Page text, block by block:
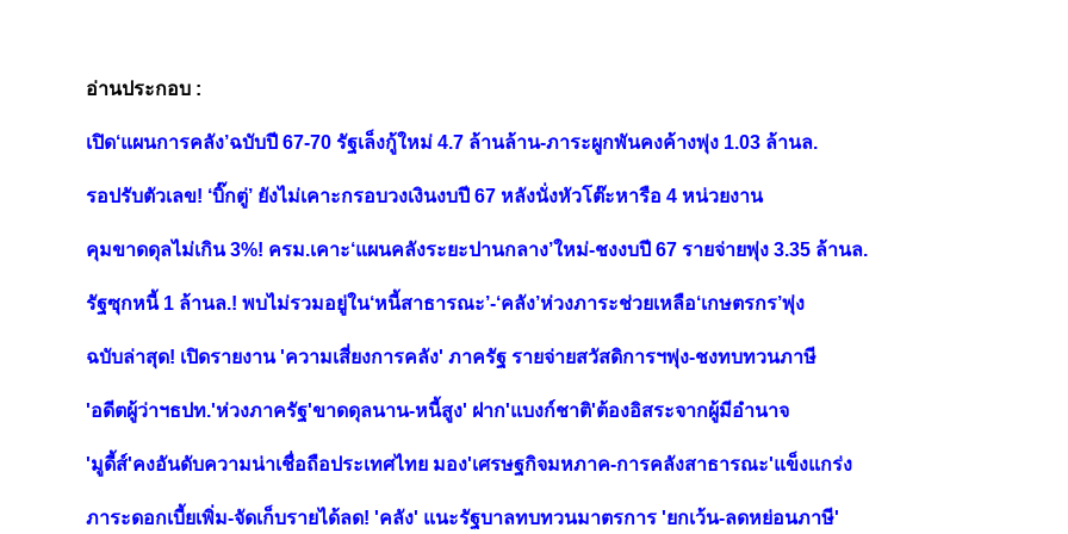
อ่านประกอบ :
เปิด‘แผนการคลัง’ฉบับปี 67-70 รัฐเล็งกู้ใหม่ 4.7 ล้านล้าน-ภาระผูกพันคงค้างพุ่ง 1.03 ล้านล.
รอปรับตัวเลข! ‘บิ๊กตู่’ ยังไม่เคาะกรอบวงเงินงบปี 67 หลังนั่งหัวโต๊ะหารือ 4 หน่วยงาน
คุมขาดดุลไม่เกิน 3%! ครม.เคาะ‘แผนคลังระยะปานกลาง’ใหม่-ชงงบปี 67 รายจ่ายพุ่ง 3.35 ล้านล.
รัฐซุกหนี้ 1 ล้านล.! พบไม่รวมอยู่ใน‘หนี้สาธารณะ’-‘คลัง’ห่วงภาระช่วยเหลือ‘เกษตรกร’พุ่ง
ฉบับล่าสุด! เปิดรายงาน 'ความเสี่ยงการคลัง' ภาครัฐ รายจ่ายสวัสดิการฯพุ่ง-ชงทบทวนภาษี
'อดีตผู้ว่าฯธปท.'ห่วงภาครัฐ'ขาดดุลนาน-หนี้สูง' ฝาก'แบงก์ชาติ'ต้องอิสระจากผู้มีอำนาจ
'มูดี้ส์'คงอันดับความน่าเชื่อถือประเทศไทย มอง'เศรษฐกิจมหภาค-การคลังสาธารณะ'แข็งแกร่ง
ภาระดอกเบี้ยเพิ่ม-จัดเก็บรายได้ลด! 'คลัง' แนะรัฐบาลทบทวนมาตรการ 'ยกเว้น-ลดหย่อนภาษี'